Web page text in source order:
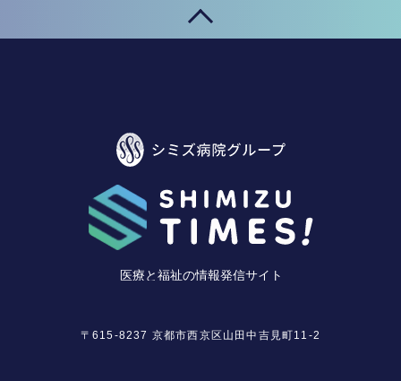
〒615-8237 京都市西京区山田中吉見町11-2